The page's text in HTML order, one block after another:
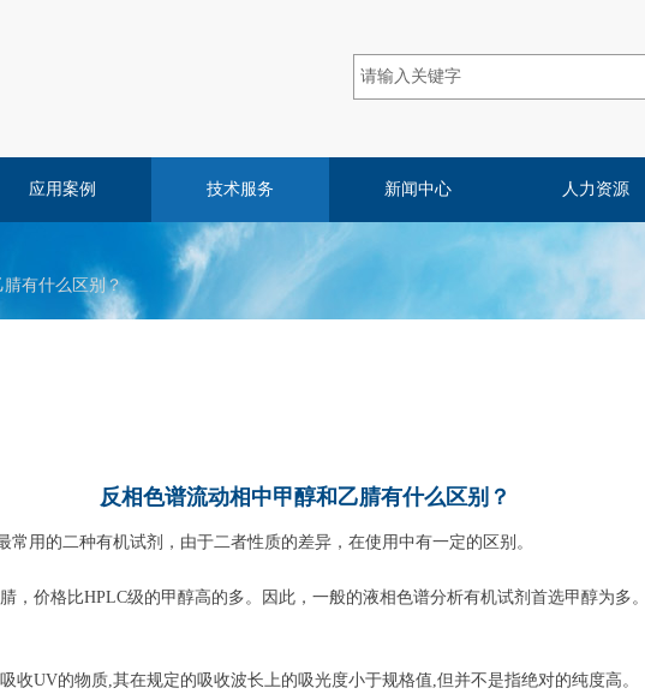
应用案例 技术服务 新闻中心 人力资源
有什么区别？
反相色谱流动相中甲醇和乙腈有什么区别？
常用的二种有机试剂，由于二者性质的差异，在使用中有一定的区别。
，价格比HPLC级的甲醇高的多。因此，一般的液相色谱分析有机试剂首选甲醇为多
收UV的物质,其在规定的吸收波长上的吸光度小于规格值,但并不是指绝对的纯度高。